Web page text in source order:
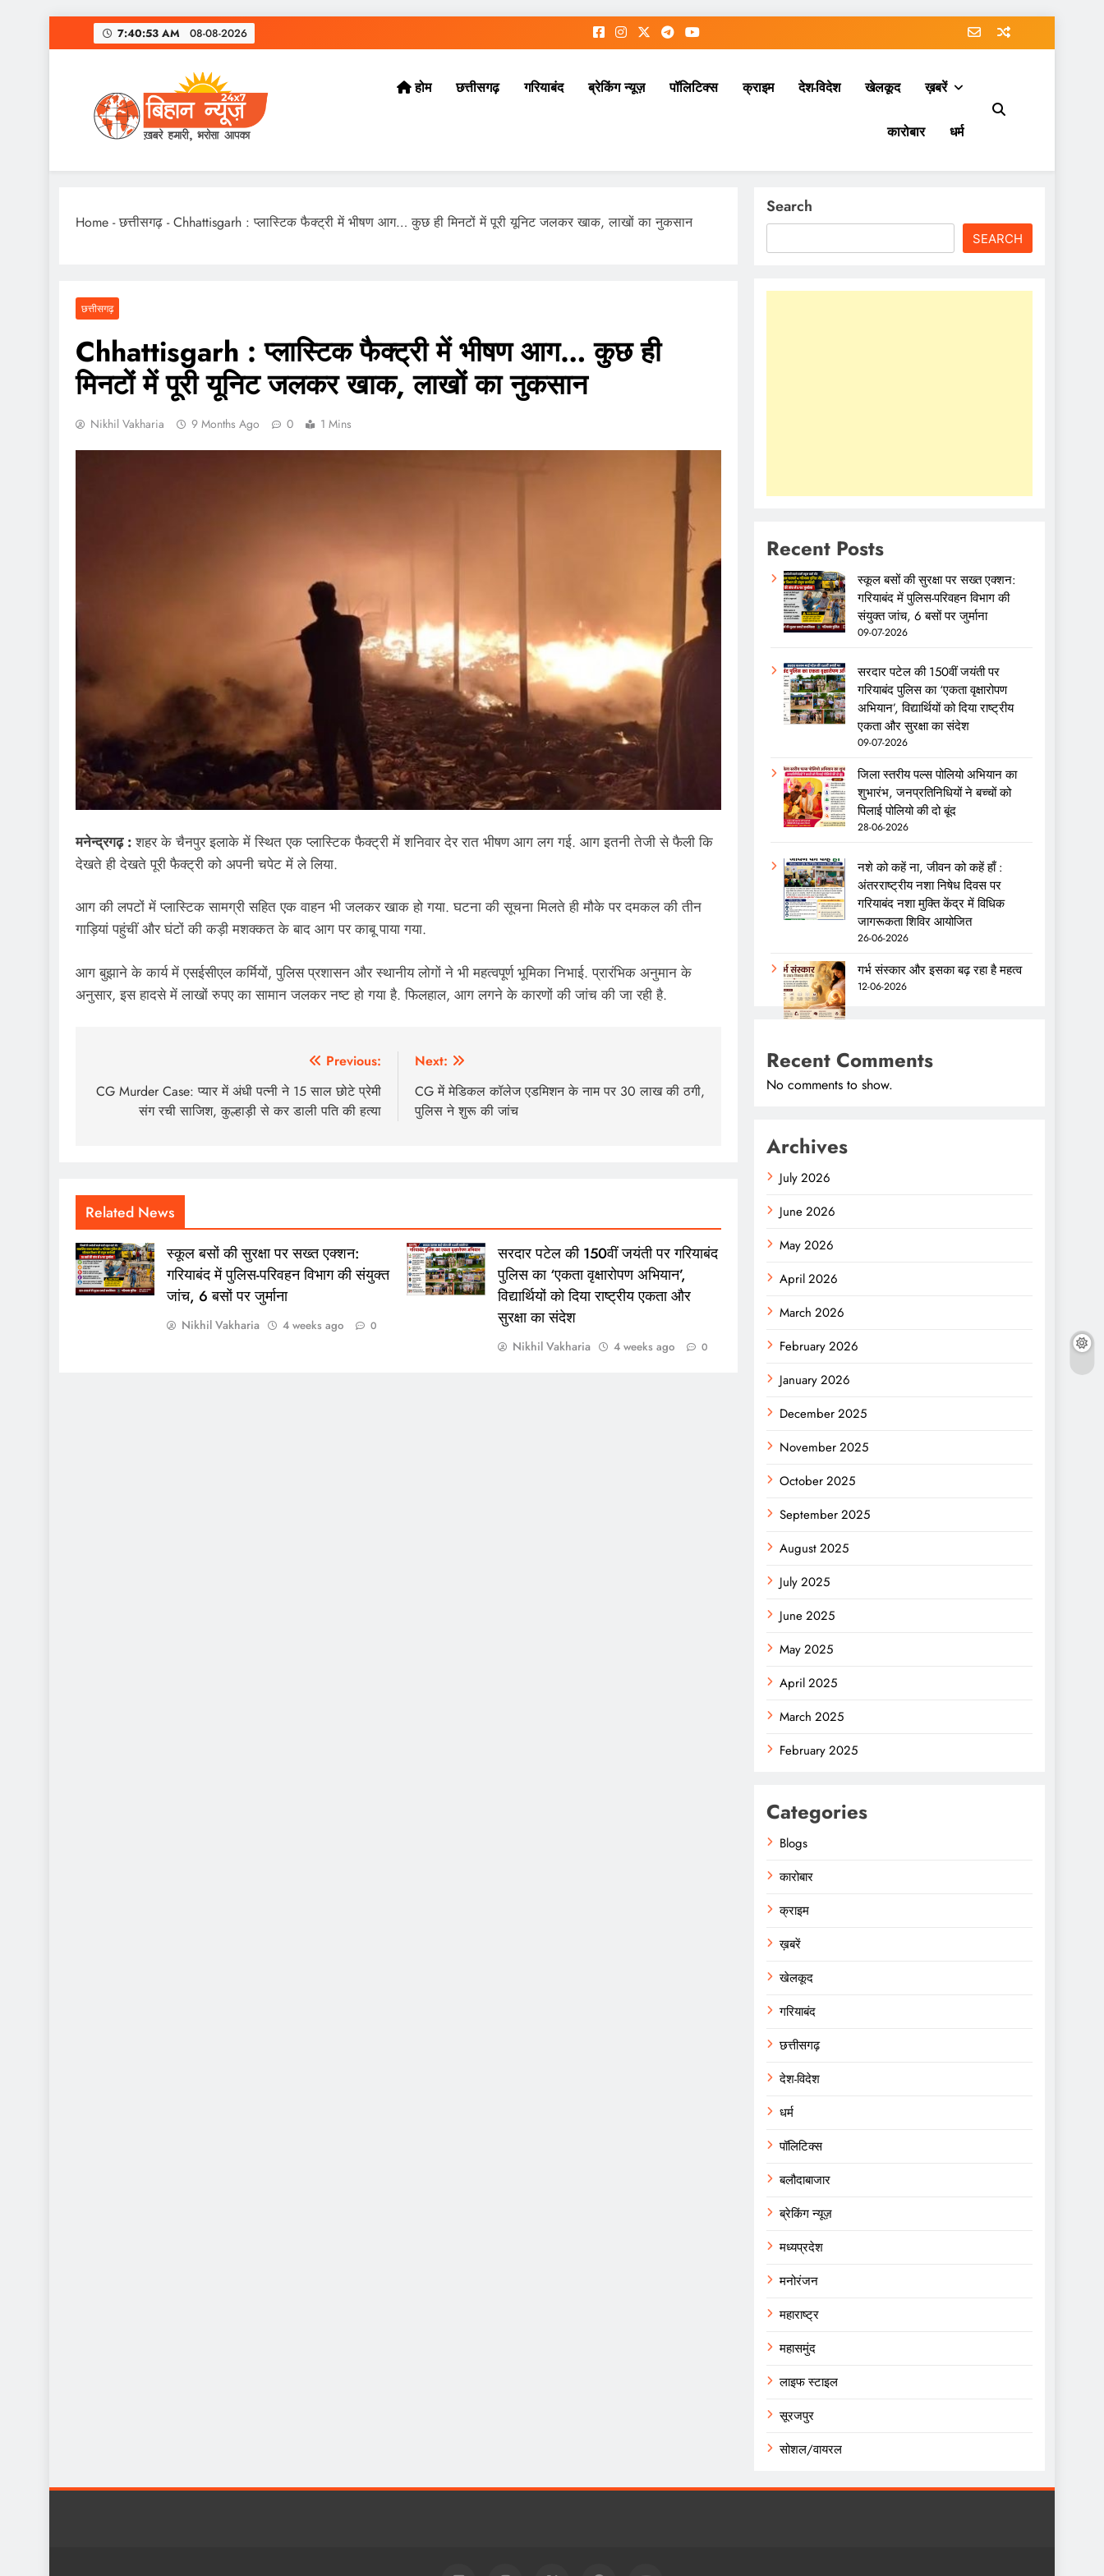
to
7:40:54 AM 08-08-2026
होम छत्तीसगढ़ गरियाबंद ब्रेकिंग न्यूज़ पॉलिटिक्स क्राइम देश-विदेश खेलकूद ख़बरें
कारोबार धर्म
Home -छत्तीसगढ़ -Chhattisgarh : प्लास्टिक फैक्ट्री में भीषण आग… कुछ ही मिनटों में पूरी यूनिट जलकर खाक, लाखों का नुकसान
छत्तीसगढ़
Chhattisgarh : प्लास्टिक फैक्ट्री में भीषण आग… कुछ ही
मिनटों में पूरी यूनिट जलकर खाक, लाखों का नुकसान
Nikhil Vakharia 9 Months Ago 0 1 Mins
मनेन्द्रगढ़ :शहर के चैनपुर इलाके में स्थित एक प्लास्टिक फैक्ट्री में शनिवार देर रात भीषण आग लग गई. आग इतनी तेजी से फैली कि
देखते ही देखते पूरी फैक्ट्री को अपनी चपेट में ले लिया.
आग की लपटों में प्लास्टिक सामग्री सहित एक वाहन भी जलकर खाक हो गया. घटना की सूचना मिलते ही मौके पर दमकल की तीन
गाड़ियां पहुंचीं और घंटों की कड़ी मशक्कत के बाद आग पर काबू पाया गया.
आग बुझाने के कार्य में एसईसीएल कर्मियों, पुलिस प्रशासन और स्थानीय लोगों ने भी महत्वपूर्ण भूमिका निभाई. प्रारंभिक अनुमान के
अनुसार, इस हादसे में लाखों रुपए का सामान जलकर नष्ट हो गया है. फिलहाल, आग लगने के कारणों की जांच की जा रही है.
navigation
Previous:
CG Murder Case: प्यार में अंधी पत्नी ने 15 साल छोटे प्रेमी
संग रची साजिश, कुल्हाड़ी से कर डाली पति की हत्या
Next:
CG में मेडिकल कॉलेज एडमिशन के नाम पर 30 लाख की ठगी,
पुलिस ने शुरू की जांच
Related News
स्कूल बसों की सुरक्षा पर सख्त एक्शन:
गरियाबंद में पुलिस-परिवहन विभाग की संयुक्त
जांच, 6 बसों पर जुर्माना
Nikhil Vakharia 4 weeks ago 0
सरदार पटेल की 150वीं जयंती पर गरियाबंद
पुलिस का ‘एकता वृक्षारोपण अभियान’,
विद्यार्थियों को दिया राष्ट्रीय एकता और
सुरक्षा का संदेश
Nikhil Vakharia 4 weeks ago 0
Search
SEARCH
Recent Posts
स्कूल बसों की सुरक्षा पर सख्त एक्शन:
गरियाबंद में पुलिस-परिवहन विभाग की
संयुक्त जांच, 6 बसों पर जुर्माना
09-07-2026
सरदार पटेल की 150वीं जयंती पर
गरियाबंद पुलिस का ‘एकता वृक्षारोपण
अभियान’, विद्यार्थियों को दिया राष्ट्रीय
एकता और सुरक्षा का संदेश
09-07-2026
जिला स्तरीय पल्स पोलियो अभियान का
शुभारंभ, जनप्रतिनिधियों ने बच्चों को
पिलाई पोलियो की दो बूंद
28-06-2026
नशे को कहें ना, जीवन को कहें हाँ :
अंतरराष्ट्रीय नशा निषेध दिवस पर
गरियाबंद नशा मुक्ति केंद्र में विधिक
जागरूकता शिविर आयोजित
26-06-2026
गर्भ संस्कार और इसका बढ़ रहा है महत्व
12-06-2026
Recent Comments
No comments to show.
Archives
July 2026
June 2026
May 2026
April 2026
March 2026
February 2026
January 2026
December 2025
November 2025
October 2025
September 2025
August 2025
July 2025
June 2025
May 2025
April 2025
March 2025
February 2025
Categories
Blogs
कारोबार
क्राइम
ख़बरें
खेलकूद
गरियाबंद
छत्तीसगढ़
देश-विदेश
धर्म
पॉलिटिक्स
बलौदाबाजार
ब्रेकिंग न्यूज़
मध्यप्रदेश
मनोरंजन
महाराष्ट्र
महासमुंद
लाइफ स्टाइल
सूरजपुर
सोशल/वायरल